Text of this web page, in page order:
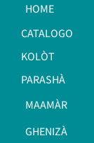
HOME
CATALOGO
KOLÒT
PARASHÀ
MAAMÀR
GHENIZÀ